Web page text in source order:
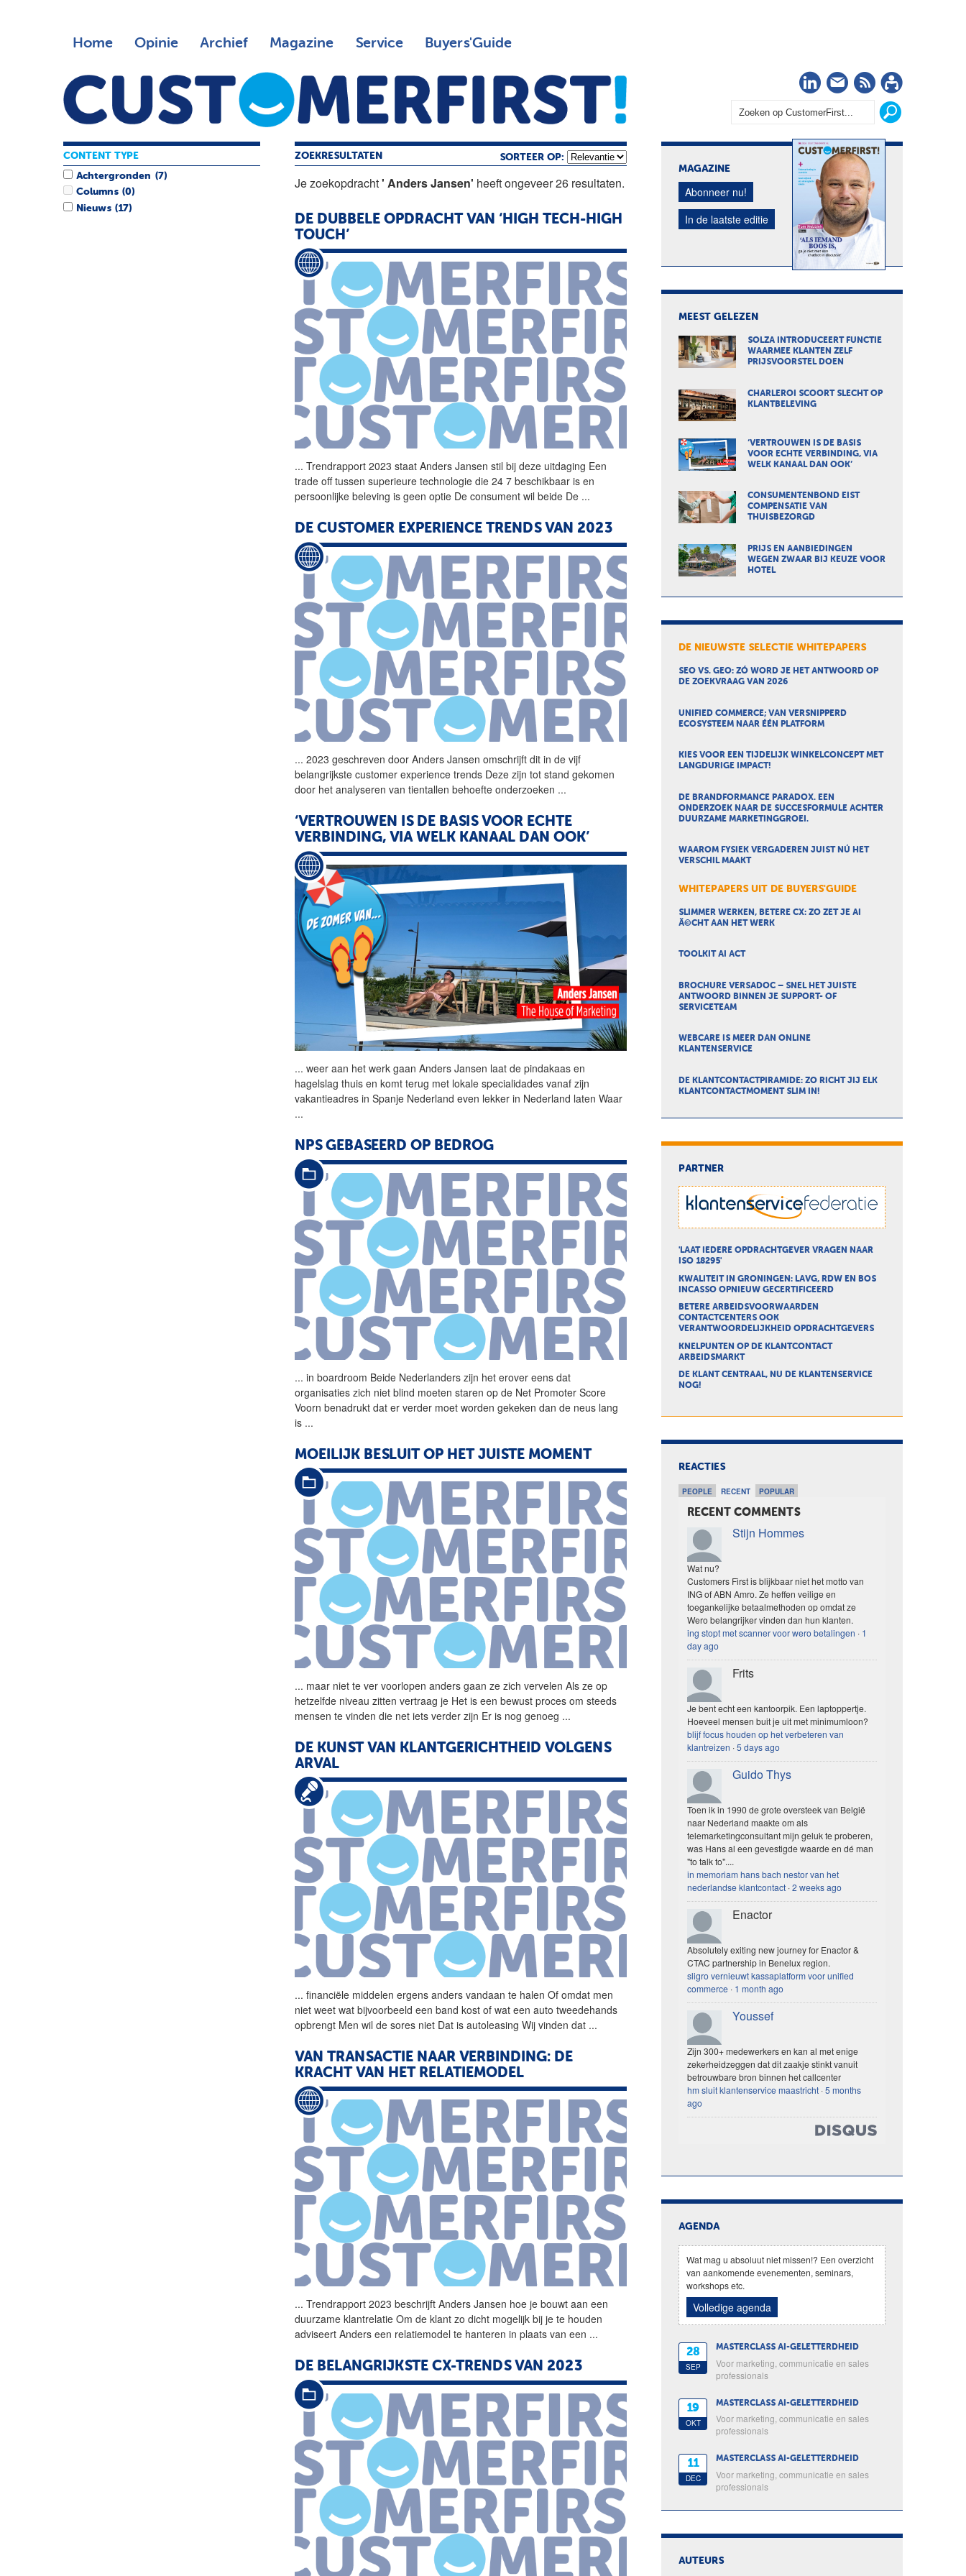
Home Opinie Archief Magazine Service Buyers'Guide
LinkedIn
Nieuwsbrief
RSS
ZOEKRESULTATEN SORTEER OP:
Je zoekopdracht' Anders Jansen' heeft ongeveer 26 resultaten.
DE DUBBELE OPDRACHT VAN ‘HIGH TECH-HIGH
TOUCH’
... Trendrapport 2023 staatAnders Jansen stil bij deze uitdaging Een
trade off tussen superieure technologie die 24 7 beschikbaar is en
persoonlijke beleving is geen optie De consument wil beide De ...
DE CUSTOMER EXPERIENCE TRENDS VAN 2023
... 2023 geschreven doorAnders Jansen omschrijft dit in de vijf
belangrijkste customer experience trends Deze zijn tot stand gekomen
door het analyseren van tientallen behoefte onderzoeken ...
‘VERTROUWEN IS DE BASIS VOOR ECHTE
VERBINDING, VIA WELK KANAAL DAN OOK’
... weer aan het werk gaanAnders Jansen laat de pindakaas en
hagelslag thuis en komt terug met lokale specialidades vanaf zijn
vakantieadres in Spanje Nederland even lekker in Nederland laten Waar
...
NPS GEBASEERD OP BEDROG
... in boardroom Beide Nederlanders zijn het erover eens dat
organisaties zich niet blind moeten staren op de Net Promoter Score
Voorn benadrukt dat er verder moet worden gekeken dan de neus lang
is ...
MOEILIJK BESLUIT OP HET JUISTE MOMENT
... maar niet te ver voorlopenanders gaan ze zich vervelen Als ze op
hetzelfde niveau zitten vertraag je Het is een bewust proces om steeds
mensen te vinden die net iets verder zijn Er is nog genoeg ...
DE KUNST VAN KLANTGERICHTHEID VOLGENS
ARVAL
... financiële middelen ergensanders vandaan te halen Of omdat men
niet weet wat bijvoorbeeld een band kost of wat een auto tweedehands
opbrengt Men wil de sores niet Dat is autoleasing Wij vinden dat ...
VAN TRANSACTIE NAAR VERBINDING: DE
KRACHT VAN HET RELATIEMODEL
... Trendrapport 2023 beschrijftAnders Jansen hoe je bouwt aan een
duurzame klantrelatie Om de klant zo dicht mogelijk bij je te houden
adviseertAnders een relatiemodel te hanteren in plaats van een ...
DE BELANGRIJKSTE CX-TRENDS VAN 2023
CONTENT TYPE
Achtergronden (7)
Columns (0)
Nieuws (17)
MAGAZINE
Abonneer nu!
In de laatste editie
MEEST GELEZEN
SOLZA INTRODUCEERT FUNCTIE
WAARMEE KLANTEN ZELF
PRIJSVOORSTEL DOEN
CHARLEROI SCOORT SLECHT OP
KLANTBELEVING
‘VERTROUWEN IS DE BASIS
VOOR ECHTE VERBINDING, VIA
WELK KANAAL DAN OOK’
CONSUMENTENBOND EIST
COMPENSATIE VAN
THUISBEZORGD
PRIJS EN AANBIEDINGEN
WEGEN ZWAAR BIJ KEUZE VOOR
HOTEL
DE NIEUWSTE SELECTIE WHITEPAPERS
SEO VS. GEO: ZÓ WORD JE HET ANTWOORD OP
DE ZOEKVRAAG VAN 2026
UNIFIED COMMERCE; VAN VERSNIPPERD
ECOSYSTEEM NAAR ÉÉN PLATFORM
KIES VOOR EEN TIJDELIJK WINKELCONCEPT MET
LANGDURIGE IMPACT!
DE BRANDFORMANCE PARADOX. EEN
ONDERZOEK NAAR DE SUCCESFORMULE ACHTER
DUURZAME MARKETINGGROEI.
WAAROM FYSIEK VERGADEREN JUIST NÚ HET
VERSCHIL MAAKT
WHITEPAPERS UIT DE BUYERS'GUIDE
SLIMMER WERKEN, BETERE CX: ZO ZET JE AI
Ã©CHT AAN HET WERK
TOOLKIT AI ACT
BROCHURE VERSADOC – SNEL HET JUISTE
ANTWOORD BINNEN JE SUPPORT- OF
SERVICETEAM
WEBCARE IS MEER DAN ONLINE
KLANTENSERVICE
DE KLANTCONTACTPIRAMIDE: ZO RICHT JIJ ELK
KLANTCONTACTMOMENT SLIM IN!
PARTNER
'LAAT IEDERE OPDRACHTGEVER VRAGEN NAAR
ISO 18295'
KWALITEIT IN GRONINGEN: LAVG, RDW EN BOS
INCASSO OPNIEUW GECERTIFICEERD
BETERE ARBEIDSVOORWAARDEN
CONTACTCENTERS OOK
VERANTWOORDELIJKHEID OPDRACHTGEVERS
KNELPUNTEN OP DE KLANTCONTACT
ARBEIDSMARKT
DE KLANT CENTRAAL, NU DE KLANTENSERVICE
NOG!
REACTIES
PEOPLE RECENT POPULAR
RECENT COMMENTS
Stijn Hommes
Wat nu?
Customers First is blijkbaar niet het motto van
ING of ABN Amro. Ze heffen veilige en
toegankelijke betaalmethoden op omdat ze
Wero belangrijker vinden dan hun klanten.
ing stopt met scanner voor wero betalingen · 1
day ago
Frits
Je bent echt een kantoorpik. Een laptoppertje.
Hoeveel mensen buit je uit met minimumloon?
blijf focus houden op het verbeteren van
klantreizen ·5 days ago
Guido Thys
Toen ik in 1990 de grote oversteek van België
naar Nederland maakte om als
telemarketingconsultant mijn geluk te proberen,
was Hans al een gevestigde waarde en dé man
"to talk to"....
in memoriam hans bach nestor van het
nederlandse klantcontact ·2 weeks ago
Enactor
Absolutely exiting new journey for Enactor &
CTAC partnership in Benelux region.
sligro vernieuwt kassaplatform voor unified
commerce · 1 month ago
Youssef
Zijn 300+ medewerkers en kan al met enige
zekerheidzeggen dat dit zaakje stinkt vanuit
betrouwbare bron binnen het callcenter
hm sluit klantenservice maastricht ·5 months
ago
AGENDA
Wat mag u absoluut niet missen!? Een overzicht
van aankomende evenementen, seminars,
workshops etc.
Volledige agenda
28
SEP
MASTERCLASS AI-GELETTERDHEID
Voor marketing, communicatie en sales
professionals
19
OKT
MASTERCLASS AI-GELETTERDHEID
Voor marketing, communicatie en sales
professionals
11
DEC
MASTERCLASS AI-GELETTERDHEID
Voor marketing, communicatie en sales
professionals
AUTEURS